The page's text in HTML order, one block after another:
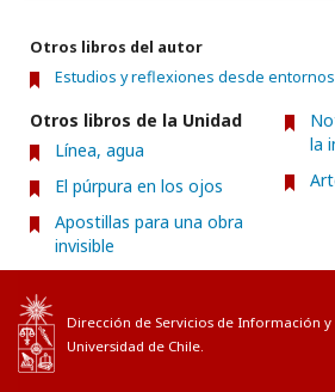
Otros libros del autor
Estudios y reflexiones desde
Otros libros de la Unidad
Línea, agua
El púrpura en los ojos
Apostillas para una obra
invisible
la
Dirección de Servicios de Información y
Universidad de Chile.